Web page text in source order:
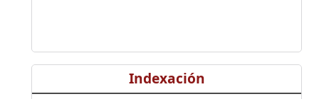
Indexación